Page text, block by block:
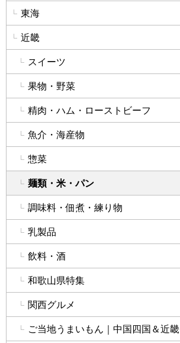
東海
近畿
スイーツ
果物・野菜
精肉・ハム・ローストビーフ
魚介・海産物
惣菜
麺類・米・パン
調味料・佃煮・練り物
乳製品
飲料・酒
和歌山県特集
関西グルメ
ご当地うまいもん｜中国四国＆近畿